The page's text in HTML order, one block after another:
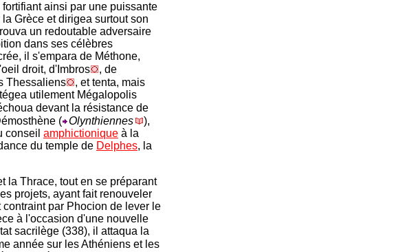
fortifiant ainsi par une puissante
Grèce et dirigea surtout son
un redoutable adversaire
dans ses célèbres
il s'empara de Méthone,
droit, d'Imbros
, de
Thessaliens
, et tenta, mais
utilement Mégalopolis
devant la résistance de
( Olynthiennes
),
conseil amphictionique à la
du temple de Delphes, la
la Thrace, tout en se préparant
projets, ayant fait renouveler
par Phocion de lever le
à l'occasion d'une nouvelle
sacrilège (338), il attaqua la
année sur les Athéniens et les